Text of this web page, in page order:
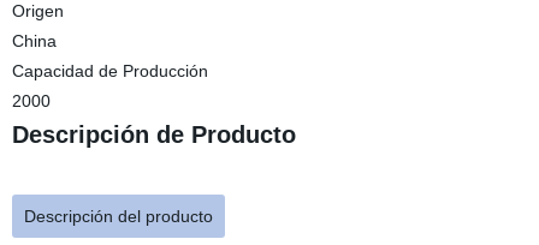
Origen
China
Capacidad de Producción
2000
Descripción de Producto
Descripción del producto